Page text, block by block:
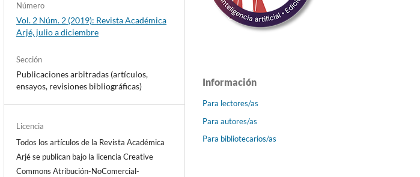
Número
Vol. 2 Núm. 2 (2019): Revista Académica
Arjé, julio a diciembre
Sección
Publicaciones arbitradas (artículos,
ensayos, revisiones bibliográficas)
Licencia
Todos los artículos de la Revista Académica
Arjé se publican bajo la licencia Creative
Commons Atribución-NoComercial-
Información
Para lectores/as
Para autores/as
Para bibliotecarios/as